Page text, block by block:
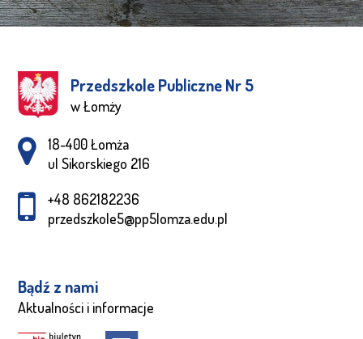
Przedszkole Publiczne Nr 5
w Łomży
Adres pocztowy:
18-400 Łomża
ul Sikorskiego 216
+48 862182236
przedszkole5@pp5lomza.edu.pl
Bądź z nami
Aktualności i informacje